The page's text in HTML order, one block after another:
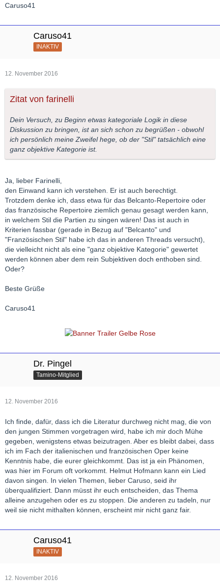
Caruso41
Caruso41
INAKTIV
12. November 2016
Zitat von farinelli
Dein Versuch, zu Beginn etwas kategoriale Logik in diese
Diskussion zu bringen, ist an sich schon zu begrüßen - obwohl
ich persönlich meine Zweifel hege, ob der "Stil" tatsächlich eine
ganz objektive Kategorie ist.
Ja, lieber Farinelli,
den Einwand kann ich verstehen. Er ist auch berechtigt.
Trotzdem denke ich, dass etwa für das Belcanto-Repertoire oder
das französische Repertoire ziemlich genau gesagt werden kann,
in welchem Stil die Partien zu singen wären! Das ist auch in
Kriterien fassbar (gerade in Bezug auf "Belcanto" und
"Französischen Stil" habe ich das in anderen Threads versucht),
die vielleicht nicht als eine "ganz objektive Kategorie" gewertet
werden können aber dem rein Subjektiven doch enthoben sind.
Oder?
Beste Grüße
Caruso41
Dr. Pingel
Tamino-Mitglied
12. November 2016
Ich finde, dafür, dass ich die Literatur durchweg nicht mag, die von
den jungen Stimmen vorgetragen wird, habe ich mir doch Mühe
gegeben, wenigstens etwas beizutragen. Aber es bleibt dabei, dass
ich im Fach der italienischen und französischen Oper keine
Kenntnis habe, die eurer gleichkommt. Das ist ja ein Phänomen,
was hier im Forum oft vorkommt. Helmut Hofmann kann ein Lied
davon singen. In vielen Themen, lieber Caruso, seid ihr
überqualifiziert. Dann müsst ihr euch entscheiden, das Thema
alleine anzugehen oder es zu stoppen. Die anderen zu tadeln, nur
weil sie nicht mithalten können, erscheint mir nicht ganz fair.
Caruso41
INAKTIV
12. November 2016